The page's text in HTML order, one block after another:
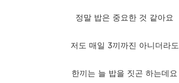
정말 밥은 중요한 것 같아요
저도 매일 3끼까진 아니더라도
한끼는 늘 밥을 짓곤 하는데요